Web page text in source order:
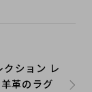
クション レ
革のラグ